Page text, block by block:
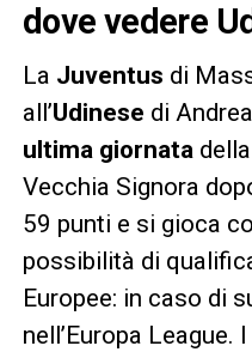
dove vedere
La Juventus di
all’Udinese di
ultima giornatadella
Vecchia Signora
59 punti e si gioca
possibilità di
Europee: in caso di
nell’Europa